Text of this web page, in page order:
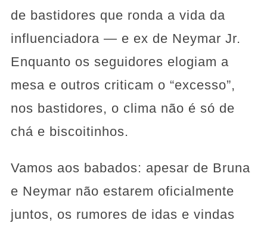
de bastidores que ronda a vida da
influenciadora — e ex de Neymar Jr.
Enquanto os seguidores elogiam a
mesa e outros criticam o “excesso”,
nos bastidores, o clima não é só de
chá e biscoitinhos.
Vamos aos babados: apesar de Bruna
e Neymar não estarem oficialmente
juntos, os rumores de idas e vindas